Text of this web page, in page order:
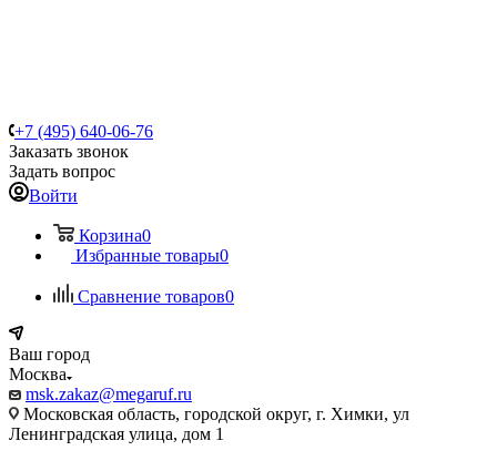
+7 (495) 640-06-76
Заказать звонок
Задать вопрос
Войти
Корзина0
Избранные товары0
Сравнение товаров0
Ваш город
Москва
msk.zakaz@megaruf.ru
Московская область, городской округ, г. Химки, ул
Ленинградская улица, дом 1